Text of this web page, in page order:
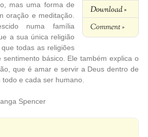
Download »
Comment »
mas uma forma de
oração e meditação.
numa família
a sua única religião
todas as religiões
sentimento básico. Ele também explica o
que é amar e servir a Deus dentro de
e cada ser humano.
Spencer